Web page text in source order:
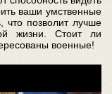
ваши умственные
что позволит лучше
жизни. Стоит ли
военные!